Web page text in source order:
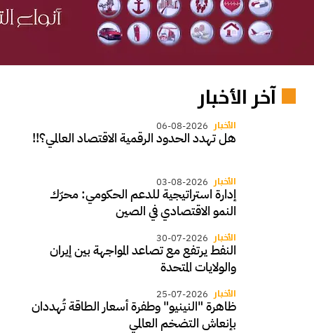
آخر الأخبار
الأخبار 06-08-2026
هل تهدد الحدود الرقمية الاقتصاد العالمي؟!!
الأخبار 03-08-2026
إدارة استراتيجية للدعم الحكومي: محرّك
النمو الاقتصادي في الصين
الأخبار 30-07-2026
النفط يرتفع مع تصاعد المواجهة بين إيران
والولايات المتحدة
الأخبار 25-07-2026
ظاهرة "النينيو" وطفرة أسعار الطاقة تُهددان
بإنعاش التضخم العالمي